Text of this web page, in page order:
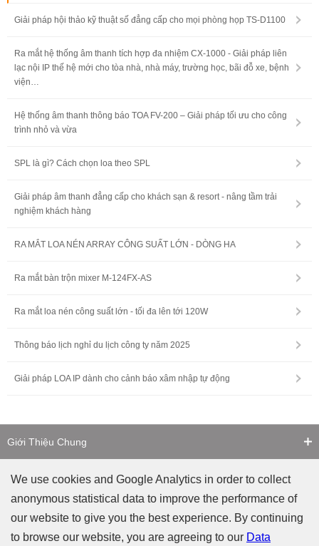
Giải pháp hội thảo kỹ thuật số đẳng cấp cho mọi phòng họp TS-D1100
Ra mắt hệ thống âm thanh tích hợp đa nhiệm CX-1000 - Giải pháp liên
lạc nội IP thế hệ mới cho tòa nhà, nhà máy, trường học, bãi đỗ xe, bệnh
viện…
Hệ thống âm thanh thông báo TOA FV-200 – Giải pháp tối ưu cho công
trình nhỏ và vừa
SPL là gì? Cách chọn loa theo SPL
Giải pháp âm thanh đẳng cấp cho khách sạn & resort - nâng tầm trải
nghiệm khách hàng
RA MẮT LOA NÉN ARRAY CÔNG SUẤT LỚN - DÒNG HA
Ra mắt bàn trộn mixer M-124FX-AS
Ra mắt loa nén công suất lớn - tối đa lên tới 120W
Thông báo lịch nghỉ du lịch công ty năm 2025
Giải pháp LOA IP dành cho cảnh báo xâm nhập tự động
Giới Thiệu Chung
Liên Hệ
Cảnh Báo Giả Mạo
We use cookies and Google Analytics in order to collect
anonymous statistical data to improve the performance of
our website to give you the best experience. By continuing
to browse our website, you are agreeing to our Data